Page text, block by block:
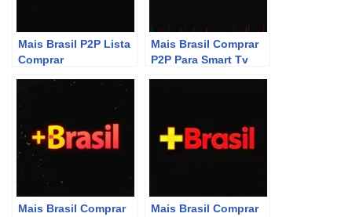
Mais Brasil P2P Lista
Comprar
Mais Brasil Comprar
P2P Para Smart Tv
Mais Brasil Comprar
Mais Brasil Comprar